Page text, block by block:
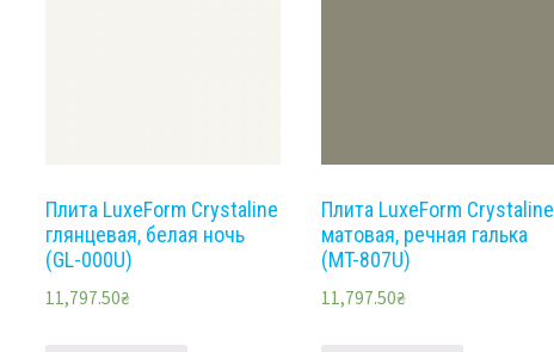
Плита LuxeForm Crystaline
глянцевая, белая ночь
(GL-000U)
11,797.50₴
Плита LuxeForm Crystaline
матовая, речная галька
(MT-807U)
11,797.50₴